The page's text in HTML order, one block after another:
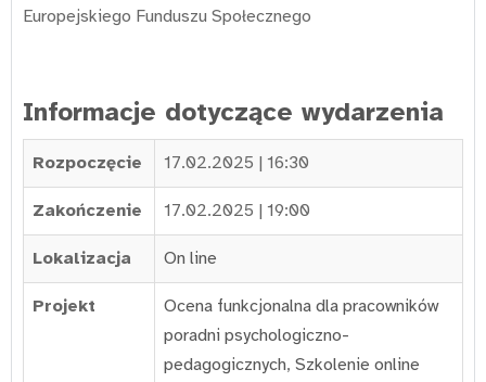
Europejskiego Funduszu Społecznego
Informacje dotyczące wydarzenia
Rozpoczęcie 17.02.2025 | 16:30
Zakończenie 17.02.2025 | 19:00
Lokalizacja On line
Projekt
Ocena funkcjonalna dla pracowników
poradni psychologiczno-
pedagogicznych, Szkolenie online